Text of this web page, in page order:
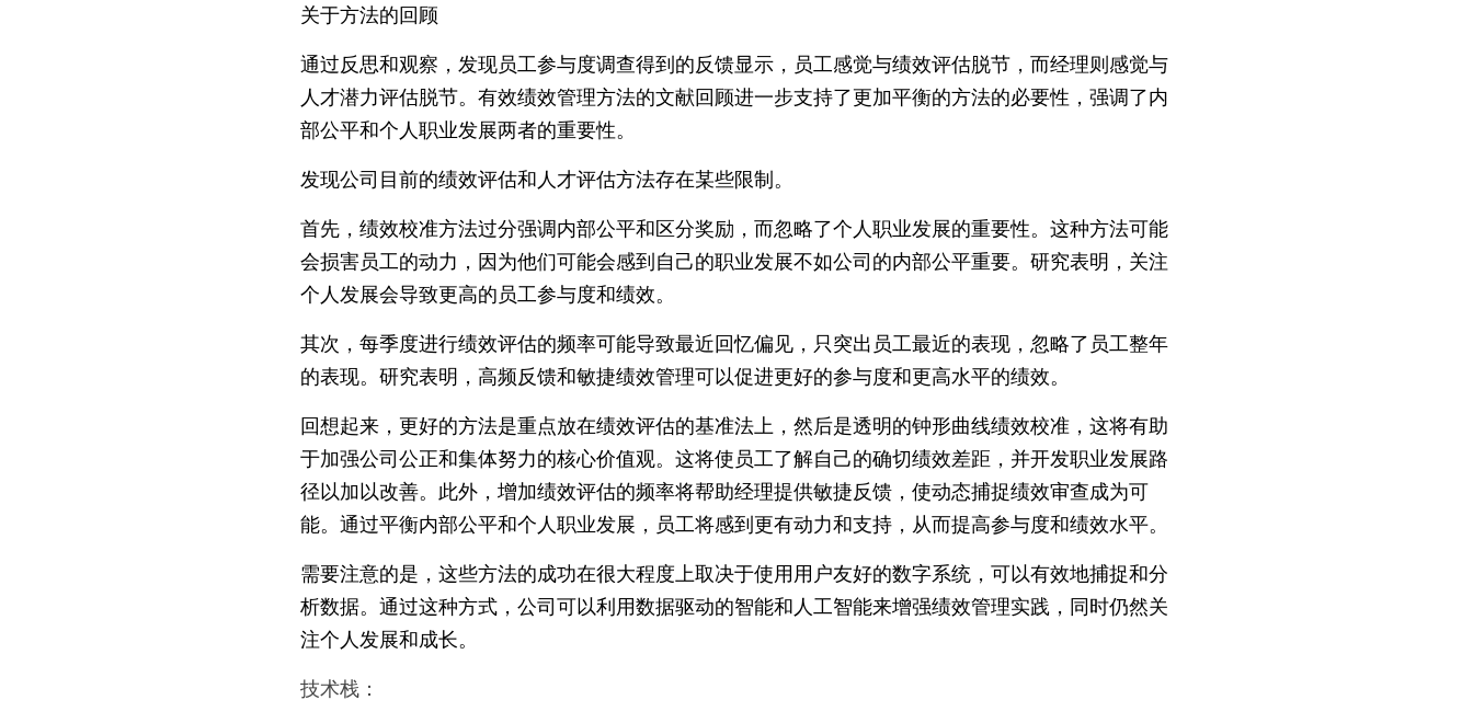
关于方法的回顾
通过反思和观察，发现员工参与度调查得到的反馈显示，员工感觉与绩效评估脱节，而经理则感觉与
人才潜力评估脱节。有效绩效管理方法的文献回顾进一步支持了更加平衡的方法的必要性，强调了内
部公平和个人职业发展两者的重要性。
发现公司目前的绩效评估和人才评估方法存在某些限制。
首先，绩效校准方法过分强调内部公平和区分奖励，而忽略了个人职业发展的重要性。这种方法可能
会损害员工的动力，因为他们可能会感到自己的职业发展不如公司的内部公平重要。研究表明，关注
个人发展会导致更高的员工参与度和绩效。
其次，每季度进行绩效评估的频率可能导致最近回忆偏见，只突出员工最近的表现，忽略了员工整年
的表现。研究表明，高频反馈和敏捷绩效管理可以促进更好的参与度和更高水平的绩效。
回想起来，更好的方法是重点放在绩效评估的基准法上，然后是透明的钟形曲线绩效校准，这将有助
于加强公司公正和集体努力的核心价值观。这将使员工了解自己的确切绩效差距，并开发职业发展路
径以加以改善。此外，增加绩效评估的频率将帮助经理提供敏捷反馈，使动态捕捉绩效审查成为可
能。通过平衡内部公平和个人职业发展，员工将感到更有动力和支持，从而提高参与度和绩效水平。
需要注意的是，这些方法的成功在很大程度上取决于使用用户友好的数字系统，可以有效地捕捉和分
析数据。通过这种方式，公司可以利用数据驱动的智能和人工智能来增强绩效管理实践，同时仍然关
注个人发展和成长。
技术栈：